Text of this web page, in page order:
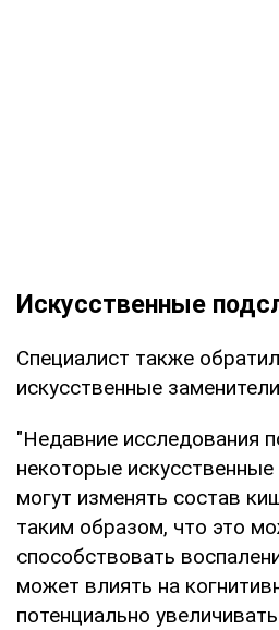
Искусственные
Специалист также
искусственные
"Недавние исследования
некоторые искусственные
могут изменять состав
таким образом, что это
способствовать
может влиять на
потенциально